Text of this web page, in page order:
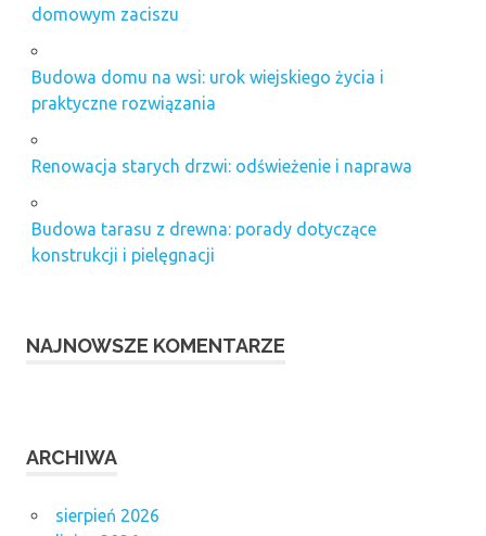
domowym zaciszu
Budowa domu na wsi: urok wiejskiego życia i
praktyczne rozwiązania
Renowacja starych drzwi: odświeżenie i naprawa
Budowa tarasu z drewna: porady dotyczące
konstrukcji i pielęgnacji
NAJNOWSZE KOMENTARZE
ARCHIWA
sierpień 2026